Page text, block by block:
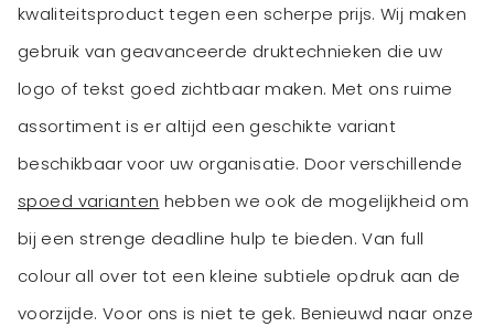
kwaliteitsproduct tegen een scherpe prijs. Wij maken
gebruik van geavanceerde druktechnieken die uw
logo of tekst goed zichtbaar maken. Met ons ruime
assortiment is er altijd een geschikte variant
beschikbaar voor uw organisatie. Door verschillende
spoed varianten hebben we ook de mogelijkheid om
bij een strenge deadline hulp te bieden. Van full
colour all over tot een kleine subtiele opdruk aan de
voorzijde. Voor ons is niet te gek. Benieuwd naar onze